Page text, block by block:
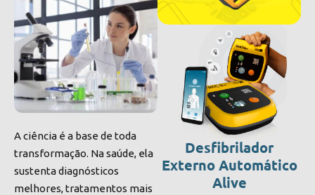
A ciência é a base de toda
transformação. Na saúde, ela
sustenta diagnósticos
melhores, tratamentos mais
Desfibrilador
Externo Automático
Alive